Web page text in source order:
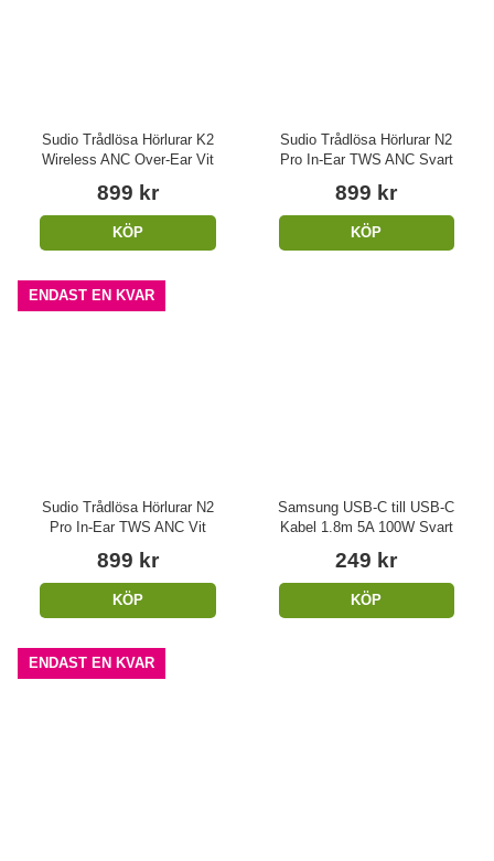
Sudio Trådlösa Hörlurar K2
Wireless ANC Over-Ear Vit
899 kr
KÖP
Sudio Trådlösa Hörlurar N2
Pro In-Ear TWS ANC Svart
899 kr
KÖP
ENDAST EN KVAR
Sudio Trådlösa Hörlurar N2
Pro In-Ear TWS ANC Vit
899 kr
KÖP
Samsung USB-C till USB-C
Kabel 1.8m 5A 100W Svart
249 kr
KÖP
ENDAST EN KVAR